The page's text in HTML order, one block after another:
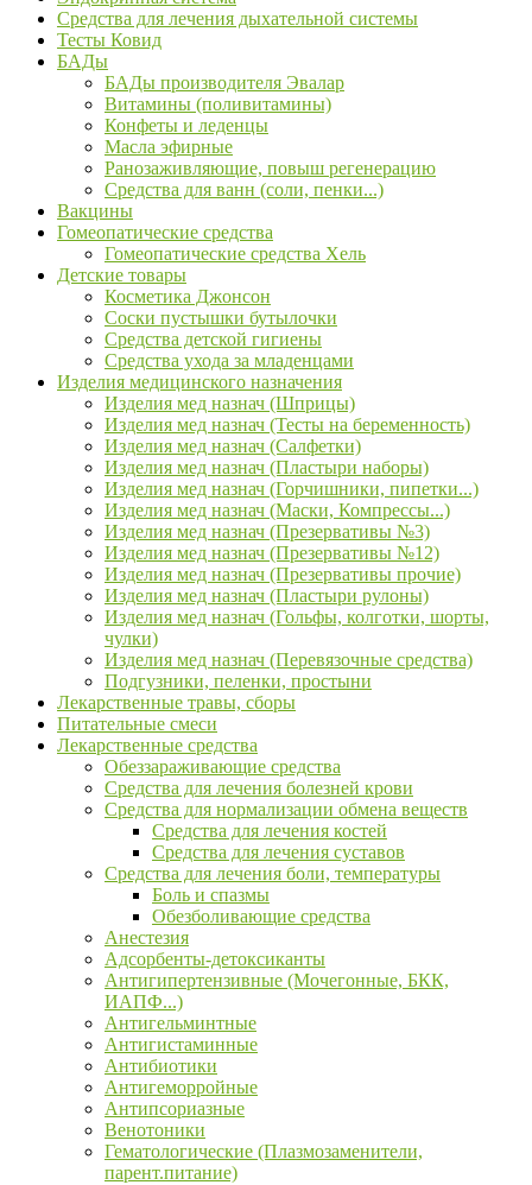
Средства для лечения дыхательной системы
Тесты Ковид
БАДы
БАДы производителя Эвалар
Витамины (поливитамины)
Конфеты и леденцы
Масла эфирные
Ранозаживляющие, повыш регенерацию
Средства для ванн (соли, пенки...)
Вакцины
Гомеопатические средства
Гомеопатические средства Хель
Детские товары
Косметика Джонсон
Соски пустышки бутылочки
Средства детской гигиены
Средства ухода за младенцами
Изделия медицинского назначения
Изделия мед назнач (Шприцы)
Изделия мед назнач (Тесты на беременность)
Изделия мед назнач (Салфетки)
Изделия мед назнач (Пластыри наборы)
Изделия мед назнач (Горчишники, пипетки...)
Изделия мед назнач (Маски, Компрессы...)
Изделия мед назнач (Презервативы №3)
Изделия мед назнач (Презервативы №12)
Изделия мед назнач (Презервативы прочие)
Изделия мед назнач (Пластыри рулоны)
Изделия мед назнач (Гольфы, колготки, шорты,
чулки)
Изделия мед назнач (Перевязочные средства)
Подгузники, пеленки, простыни
Лекарственные травы, сборы
Питательные смеси
Лекарственные средства
Обеззараживающие средства
Средства для лечения болезней крови
Средства для нормализации обмена веществ
Средства для лечения костей
Средства для лечения суставов
Средства для лечения боли, температуры
Боль и спазмы
Обезболивающие средства
Анестезия
Адсорбенты-детоксиканты
Антигипертензивные (Мочегонные, БКК,
ИАПФ...)
Антигельминтные
Антигистаминные
Антибиотики
Антигеморройные
Антипсориазные
Венотоники
Гематологические (Плазмозаменители,
парент.питание)